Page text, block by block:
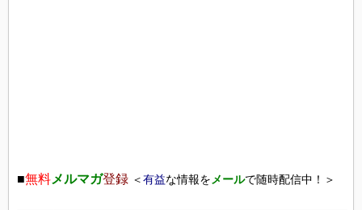
■無料メルマガ登録 ＜有益な情報をメールで随時配信中！＞